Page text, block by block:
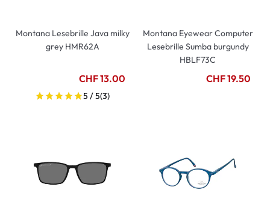
Montana Lesebrille Java milky
grey HMR62A
CHF 13.00
5 / 5(3)
Montana Eyewear Computer
Lesebrille Sumba burgundy
HBLF73C
CHF 19.50